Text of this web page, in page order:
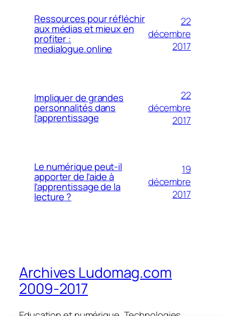
Ressources pour réfléchir
aux médias et mieux en
profiter :
medialogue.online
22
décembre
2017
Impliquer de grandes
personnalités dans
l’apprentissage
22
décembre
2017
Le numérique peut-il
apporter de l’aide à
l’apprentissage de la
lecture ?
19
décembre
2017
Archives Ludomag.com
2009-2017